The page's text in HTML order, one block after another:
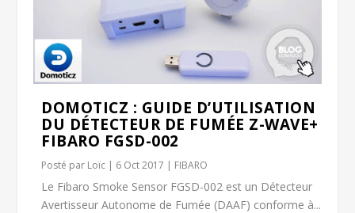
DOMOTICZ : GUIDE D’UTILISATION
DU DÉTECTEUR DE FUMÉE Z-WAVE+
FIBARO FGSD-002
Posté par Loïc | 6 Oct 2017 | FIBARO
Le Fibaro Smoke Sensor FGSD-002 est un Détecteur
Avertisseur Autonome de Fumée (DAAF) conforme à...